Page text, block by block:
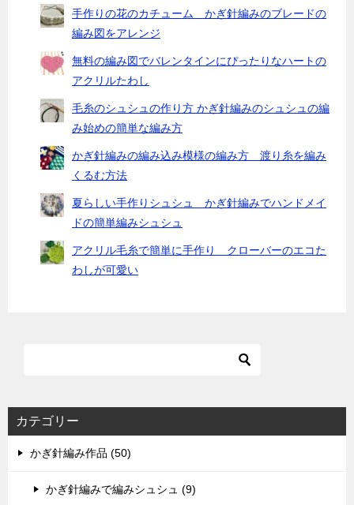
手作りの花のカチューム かぎ針編みのブレードの
編み図をアレンジ
無料の編み図でバレンタインにぴったりなハートの
アクリルたわし
毛糸のシュシュの作り方 かぎ針編みのシュシュの編
み始めの簡単な編み方
かぎ針編みの編み込み模様の編み方 渡り糸を編み
くるむ方法
夏らしい手作りシュシュ かぎ針編みでハンドメイ
ドの簡単編みシュシュ
アクリル毛糸で簡単に手作り クローバーのエコた
わしが可愛い
カテゴリー
かぎ針編み作品 (50)
かぎ針編みで編みシュシュ (9)